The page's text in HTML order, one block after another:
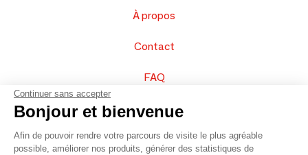
À propos
Contact
FAQ
Vendez vos produits
Plan du site
Continuer sans accepter
Bonjour et bienvenue
Afin de pouvoir rendre votre parcours de visite le plus agréable
possible, améliorer nos produits, générer des statistiques de